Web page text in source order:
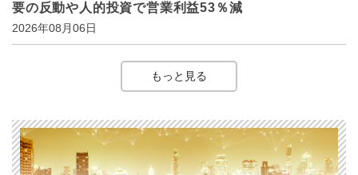
要の反動や人的投資で営業利益53％減
2026年08月06日
もっと見る